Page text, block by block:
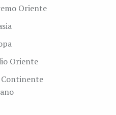
Oriente
Oriente
Continente